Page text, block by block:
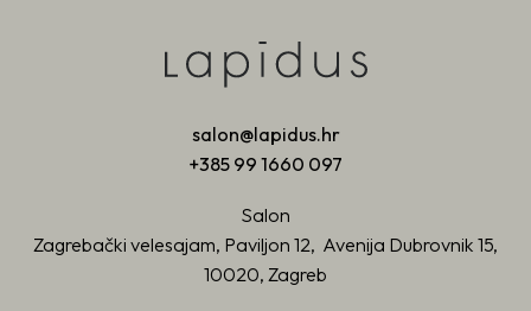
salon@lapidus.hr
+385 99 1660 097
Salon
Zagrebački velesajam, Paviljon 12, Avenija Dubrovnik 15,
10020, Zagreb